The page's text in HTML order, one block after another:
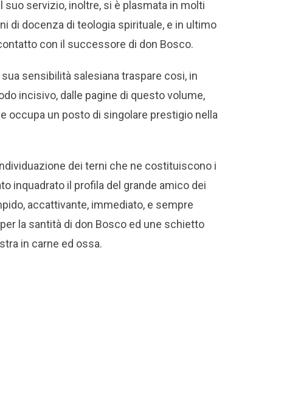
suo servizio, inoltre, si è plasmata in molti
di docenza di teologia spirituale, e in ultimo
con il successore di don Bosco.
sua sensibilità salesiana traspare cosi, in
incisivo, dalle pagine di questo volume,
occupa un posto di singolare prestigio nella
dei terni che ne costituiscono i
inquadrato il profila del grande amico dei
accattivante, immediato, e sempre
la santità di don Bosco ed une schietto
in carne ed ossa.